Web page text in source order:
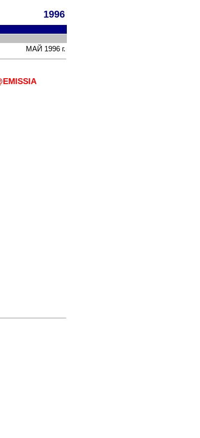
1996
МАЙ 1996 г.